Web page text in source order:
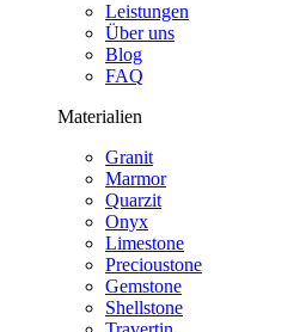
Leistungen
Über uns
Blog
FAQ
Materialien
Granit
Marmor
Quarzit
Onyx
Limestone
Precioustone
Gemstone
Shellstone